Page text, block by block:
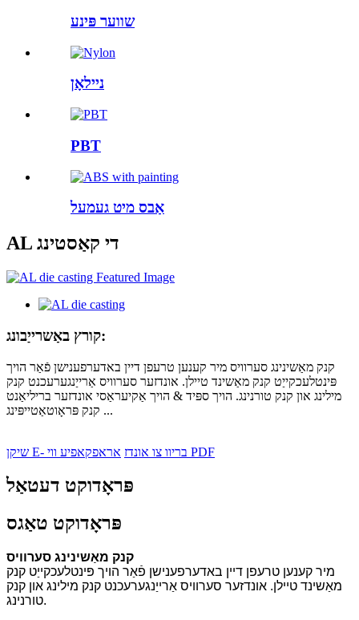
שווער פּינע
ניילאָן
PBT
אַבס מיט געמעל
AL די קאַסטינג
קורץ באַשרייַבונג:
קנק מאַשינינג סערוויס מיר קענען טרעפן דיין באדערפענישן פֿאַר הויך
פּינטלעכקייַט קנק מאַשינד טיילן. אונדזער סערוויס אַרייַנגערעכנט קנק
מילינג און קנק טורנינג. הויך ספּיד & הויך אַקיעראַסי אונדזער בריליאַנט
קנק פּראָוטאַטייפּינג ...
שיקן E- בריוו צו אונדז אראפקאפיע ווי PDF
פּראָדוקט דעטאַל
פּראָדוקט טאַגס
מיר קענען טרעפן דיין באדערפענישן פֿאַר הויך פּינטלעכקייַט קנק
מאַשינד טיילן. אונדזער סערוויס אַרייַנגערעכנט קנק מילינג און קנק
טורנינג.